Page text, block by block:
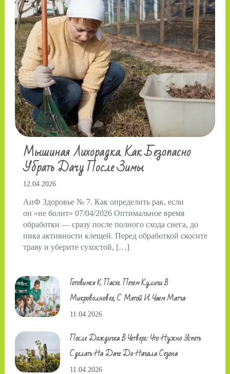
Мышиная Лихорадка. Как Безопасно
Убрать Дачу После Зимы
12.04.2026
АиФ Здоровье № 7. Как определить рак, если
он «не болит» 07/04/2026 Оптимальное время
обработки — сразу после полного схода снега, до
пика активности клещей. Перед обработкой скосите
траву и уберите сухостой, […]
Готовимся К Пасхе. Печем Куличи В
Микроволновке, С Мятой И Чаем Матча
11.04.2026
После Дождичка В Четверг: Что Нужно Успеть
Сделать На Даче До Начала Сезона
11.04.2026